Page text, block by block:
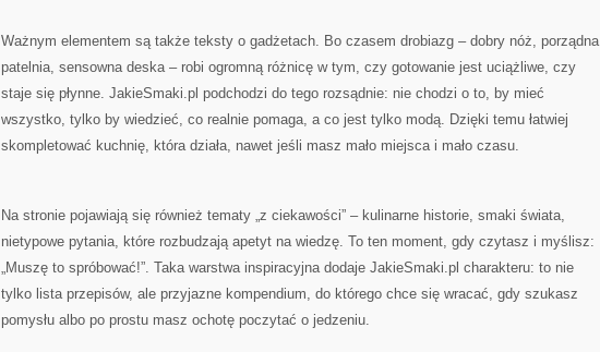
Ważnym elementem są także teksty o gadżetach. Bo czasem drobiazg – dobry nóż, porządna
patelnia, sensowna deska – robi ogromną różnicę w tym, czy gotowanie jest uciążliwe, czy
staje się płynne. JakieSmaki.pl podchodzi do tego rozsądnie: nie chodzi o to, by mieć
wszystko, tylko by wiedzieć, co realnie pomaga, a co jest tylko modą. Dzięki temu łatwiej
skompletować kuchnię, która działa, nawet jeśli masz mało miejsca i mało czasu.
Na stronie pojawiają się również tematy „z ciekawości” – kulinarne historie, smaki świata,
nietypowe pytania, które rozbudzają apetyt na wiedzę. To ten moment, gdy czytasz i myślisz:
„Muszę to spróbować!”. Taka warstwa inspiracyjna dodaje JakieSmaki.pl charakteru: to nie
tylko lista przepisów, ale przyjazne kompendium, do którego chce się wracać, gdy szukasz
pomysłu albo po prostu masz ochotę poczytać o jedzeniu.